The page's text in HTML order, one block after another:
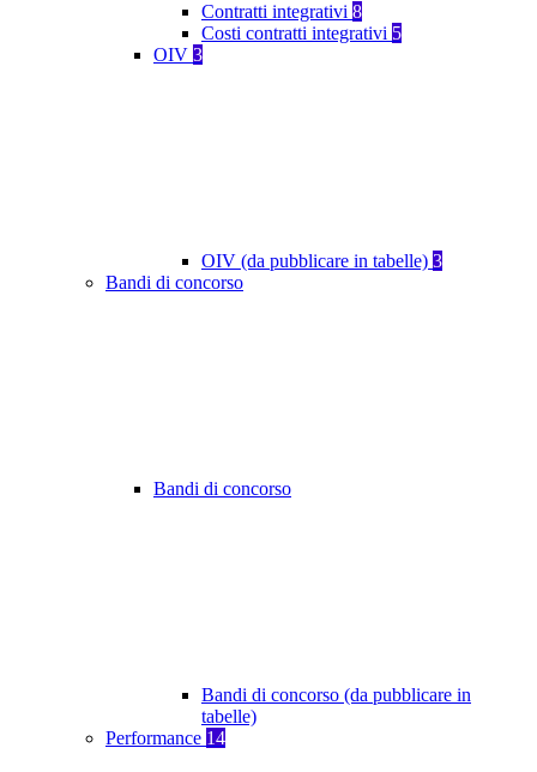
Contratti integrativi 8
Costi contratti integrativi 5
OIV 3
OIV (da pubblicare in tabelle) 3
Bandi di concorso
Bandi di concorso
Bandi di concorso (da pubblicare in
tabelle)
Performance 14